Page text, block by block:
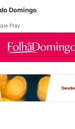
Domingo
Play